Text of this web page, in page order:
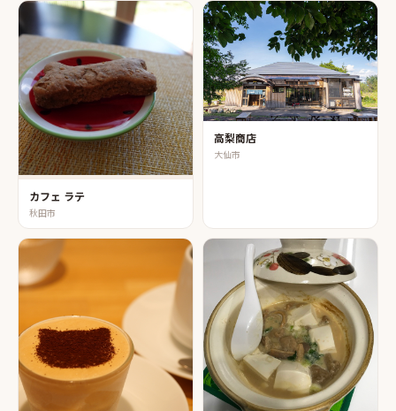
カフェ ラテ
秋田市
高梨商店
大仙市